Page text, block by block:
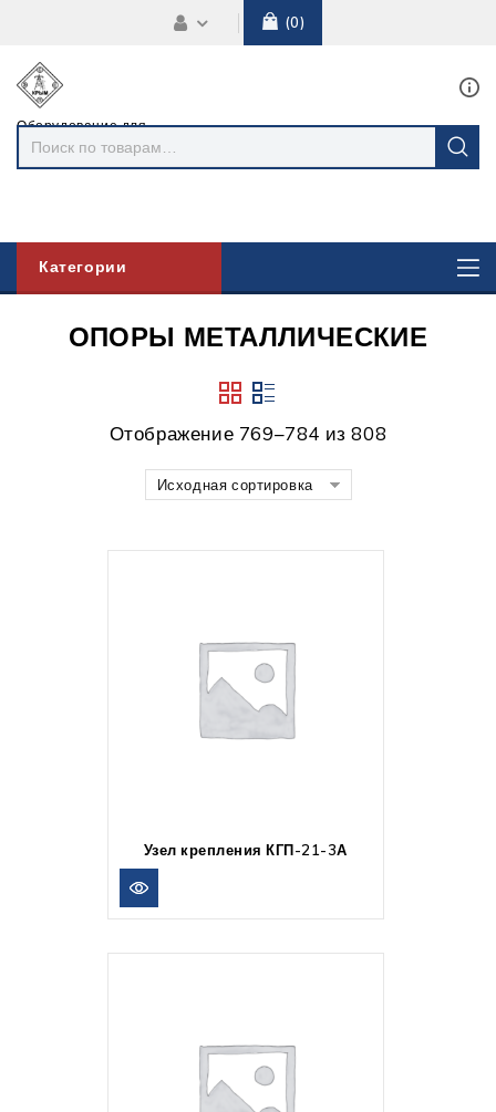
0
Оборудование для
линий
электропередач
Категории
ОПОРЫ МЕТАЛЛИЧЕСКИЕ
Отображение 769–784 из 808
Исходная сортировка
Узел крепления КГП-21-3А